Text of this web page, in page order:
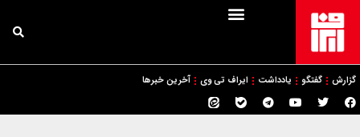
گزارش گفتگو یادداشت ایراف تی وی آخرین خبرها